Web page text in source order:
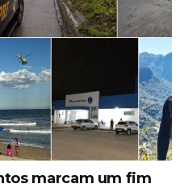
marcam um fim